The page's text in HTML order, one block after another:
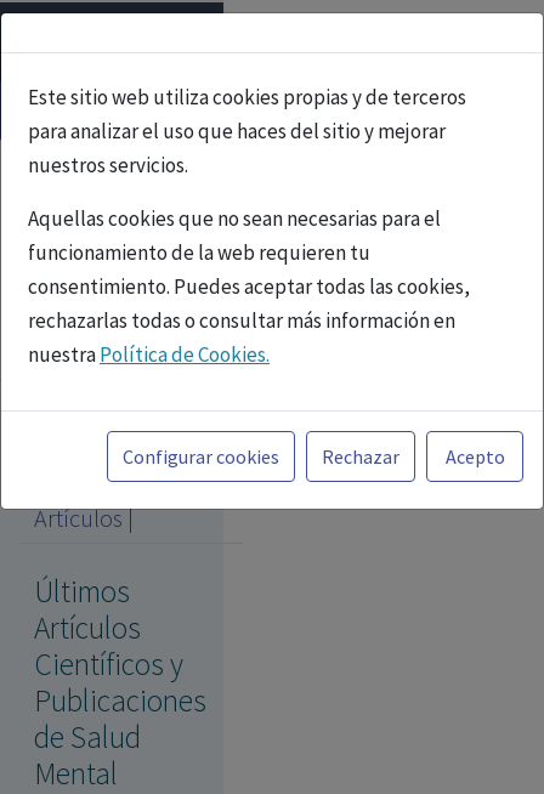
Este sitio web utiliza cookies propias y de terceros
para analizar el uso que haces del sitio y mejorar
nuestros servicios.
Aquellas cookies que no sean necesarias para el
funcionamiento de la web requieren tu
consentimiento. Puedes aceptar todas las cookies,
rechazarlas todas o consultar más información en
nuestraPolítica de Cookies.
Toda la información incluida en la Página Web está
referida a productos del mercado español y, por
tanto, dirigida a profesionales sanitarios legalmente
facultados para prescribir o dispensar medicamentos
fármacos se facilita a título meramente informativo,
siendo responsabilidad de los profesionales
facultados prescribir medicamentos y decidir, en cada
caso concreto, el tratamiento más adecuado a las
necesidades del paciente.
Configurar cookies Rechazar Acepto
PUBLICIDAD
Repositorio de
Artículos |
Últimos
Artículos
Científicos y
Publicaciones
de Salud
Mental